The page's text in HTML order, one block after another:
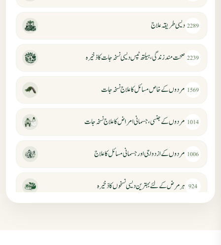
2289 دیسی طریقہ علاج
2239 صحت مند زندگی، ہیلتھ ٹپس دیسی نسخہ جات کا ذخیرہ
1569 مردوں کے خاص مسائل کا علاج نسخہ جات
1014 مردوں کے جنسی، جسمانی امراض کا علاج نسخہ جات
1006 مردوں کے ازدواجی اور جسمانی مسائل کا علاج
924 ہر مرض کے لئے بہترین دیسی نسخوں کا ذخیرہ